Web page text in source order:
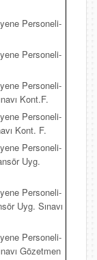
Personeli-
Personeli-
Personeli-
Kont.F.
Personeli-
Kont. F.
Personeli-
Uyg.
Personeli-
Uyg. Sınavı
Personeli-
Gözetmen